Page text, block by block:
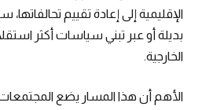
الإقليمية إلى إعادة تقييم
بديلة أو عبر تبني سياسات أكثر
الخارجية.
الأهم أن هذا المسار يضع المجتمعات